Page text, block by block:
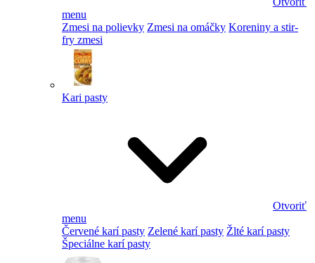
menu
Zmesi na polievky Zmesi na omáčky Koreniny a stir-
fry zmesi
Kari pasty
Otvoriť
menu
Červené karí pasty Zelené karí pasty Žlté karí pasty
Špeciálne karí pasty